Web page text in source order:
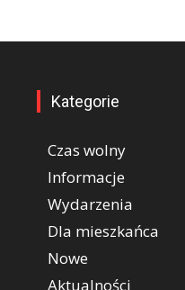
Kategorie
Czas wolny
Informacje
Wydarzenia
Dla mieszkańca
Nowe
Aktualności